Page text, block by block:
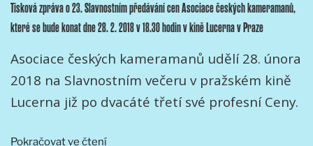
Tisková zpráva o 23. Slavnostním předávání cen Asociace českých kameramanů,
které se bude konat dne 28. 2. 2018 v 18.30 hodin v kině Lucerna v Praze
Asociace českých kameramanů udělí 28. února
2018 na Slavnostním večeru v pražském kině
Lucerna již po dvacáté třetí své profesní Ceny.
Pokračovat ve čtení„TISKOVÁ